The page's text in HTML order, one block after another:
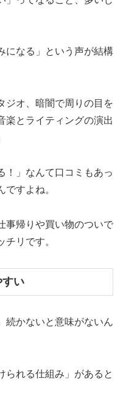
になる」という声が結構
ジオ、暗闇で周りの目を
楽とライティングの演出
！」なんて口コミもあっ
すよね。
事帰りや買い物のついで
リです。
い
続かないと意味がないん
られる仕組み」があると